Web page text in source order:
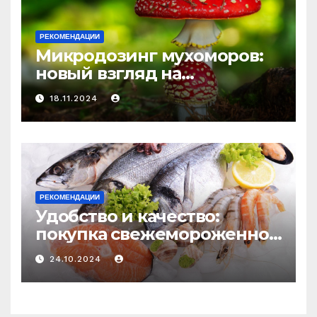
РЕКОМЕНДАЦИИ
Микродозинг мухоморов:
новый взгляд на
психоделику
18.11.2024
РЕКОМЕНДАЦИИ
Удобство и качество:
покупка свежемороженной
рыбы онлайн
24.10.2024